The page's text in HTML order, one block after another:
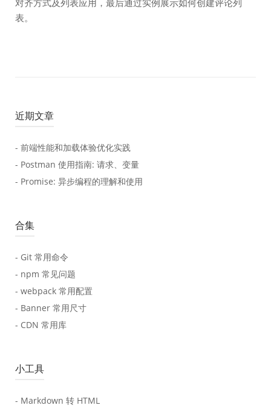
对齐方式及列表应用，最后通过实例展示如何创建评论列
表。
近期文章
- 前端性能和加载体验优化实践
- Postman 使用指南: 请求、变量
- Promise: 异步编程的理解和使用
合集
- Git 常用命令
- npm 常见问题
- webpack 常用配置
- Banner 常用尺寸
- CDN 常用库
小工具
- Markdown 转 HTML